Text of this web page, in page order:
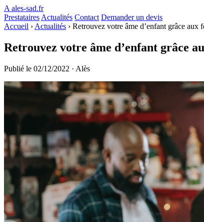
A ales-sad.fr
Prestataires Actualités Contact Demander un devis
Accueil › Actualités › Retrouvez votre âme d’enfant grâce aux
Retrouvez votre âme d’enfant grâce
Publié le 02/12/2022 · Alès